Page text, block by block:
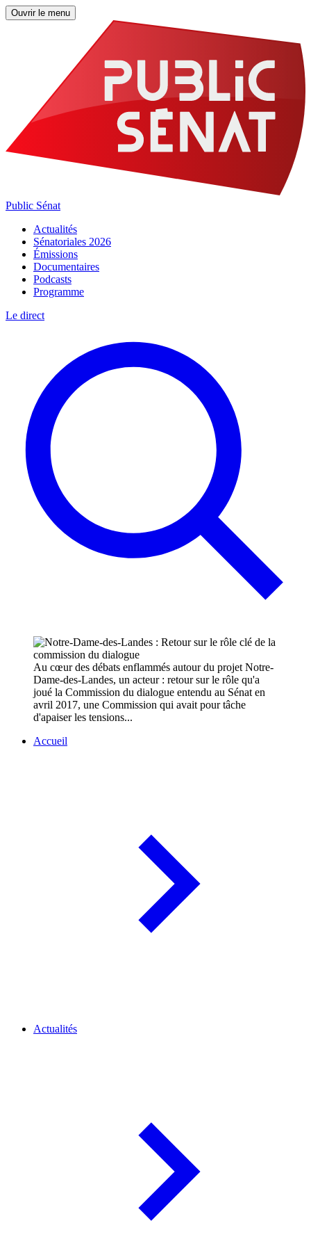
Ouvrir le menu
Public Sénat
Actualités
Sénatoriales 2026
Émissions
Documentaires
Podcasts
Programme
Le direct
Au cœur des débats enflammés autour du projet Notre-
Dame-des-Landes, un acteur : retour sur le rôle qu'a
joué la Commission du dialogue entendu au Sénat en
avril 2017, une Commission qui avait pour tâche
d'apaiser les tensions...
Accueil
Actualités